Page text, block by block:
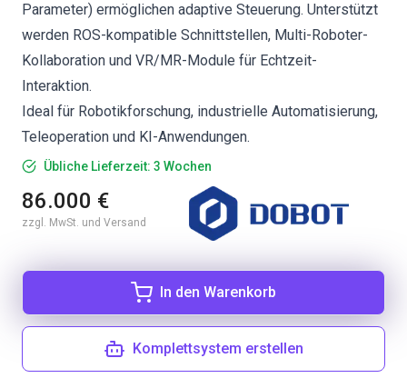
Parameter) ermöglichen adaptive Steuerung. Unterstützt
werden ROS-kompatible Schnittstellen, Multi-Roboter-
Kollaboration und VR/MR-Module für Echtzeit-
Interaktion.
Ideal für Robotikforschung, industrielle Automatisierung,
Teleoperation und KI-Anwendungen.
Übliche Lieferzeit: 3 Wochen
86.000 €
zzgl. MwSt. und Versand
In den Warenkorb
Komplettsystem erstellen